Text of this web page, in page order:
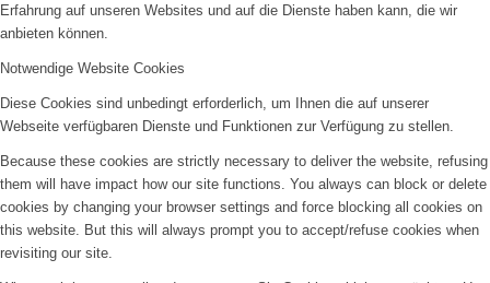
Erfahrung auf unseren Websites und auf die Dienste haben kann, die wir
anbieten können.
Notwendige Website Cookies
Diese Cookies sind unbedingt erforderlich, um Ihnen die auf unserer
Webseite verfügbaren Dienste und Funktionen zur Verfügung zu stellen.
Because these cookies are strictly necessary to deliver the website, refusing
them will have impact how our site functions. You always can block or delete
cookies by changing your browser settings and force blocking all cookies on
this website. But this will always prompt you to accept/refuse cookies when
revisiting our site.